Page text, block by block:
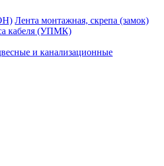
Лента монтажная, скрепа (замок)
кабеля (УПМК)
и канализационные